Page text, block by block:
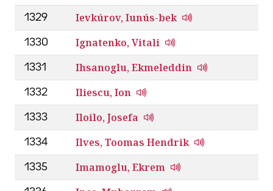
1329 Ievkúrov, Iunús-bek
1330 Ignatenko, Vitali
1331 Ihsanoglu, Ekmeleddin
1332 Iliescu, Ion
1333 Iloilo, Josefa
1334 Ilves, Toomas Hendrik
1335 Imamoglu, Ekrem